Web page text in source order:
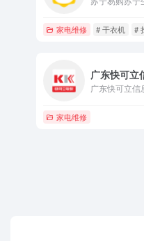
家电维修 # 干衣机 #
广东快可立
广东快可立信
家电维修